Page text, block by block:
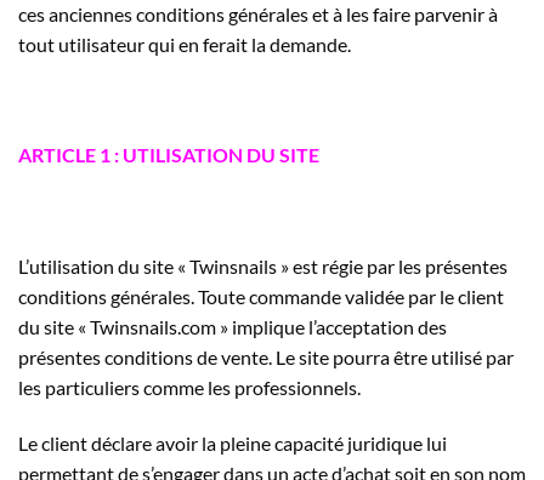
ces anciennes conditions générales et à les faire parvenir à
tout utilisateur qui en ferait la demande.
ARTICLE 1 : UTILISATION DU SITE
L’utilisation du site « Twinsnails » est régie par les présentes
conditions générales. Toute commande validée par le client
du site « Twinsnails.com » implique l’acceptation des
présentes conditions de vente. Le site pourra être utilisé par
les particuliers comme les professionnels.
Le client déclare avoir la pleine capacité juridique lui
permettant de s’engager dans un acte d’achat soit en son nom